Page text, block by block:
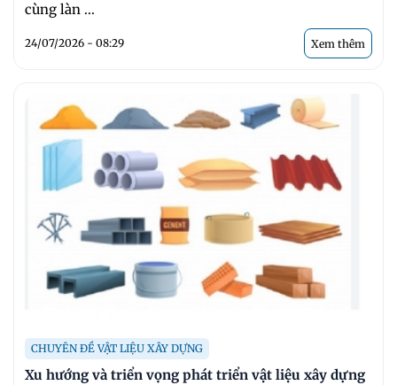
cùng làn ...
24/07/2026 - 08:29 Xem thêm
CHUYÊN ĐỀ VẬT LIỆU XÂY DỰNG
Xu hướng và triển vọng phát triển vật liệu xây dựng